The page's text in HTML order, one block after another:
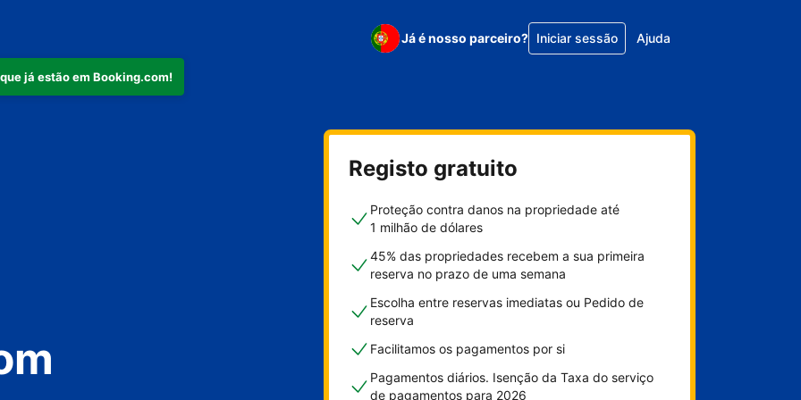
já estão em Booking.com!
Já é nosso parceiro? Iniciar sessão Ajuda
férias
Registo gratuito
Proteção contra danos na propriedade até
1 milhão de dólares
45% das propriedades recebem a sua primeira
reserva no prazo de uma semana
Escolha entre reservas imediatas ou Pedido de
reserva
Facilitamos os pagamentos por si
Pagamentos diários. Isenção da Taxa do serviço
de pagamentos para 2026